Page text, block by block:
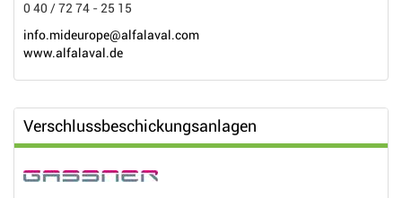
0 40 / 72 74 - 25 15
info.mideurope@alfalaval.com
www.alfalaval.de
Verschlussbeschickungsanlagen